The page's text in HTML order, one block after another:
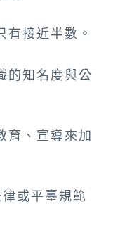
有接近半數。
的知名度與公
育、宣導來加
或平臺規範